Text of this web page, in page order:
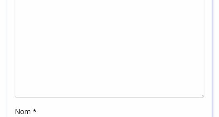
Nom *